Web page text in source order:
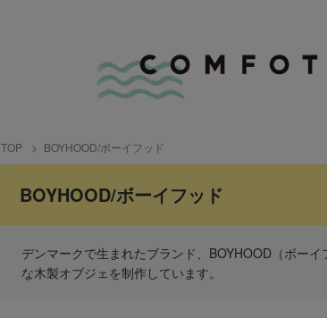
TOP BOYHOOD/ボーイフッド
BOYHOOD/ボーイフッド
デンマークで生まれたブランド、BOYHOOD（ボー
な木製オブジェを制作しています。